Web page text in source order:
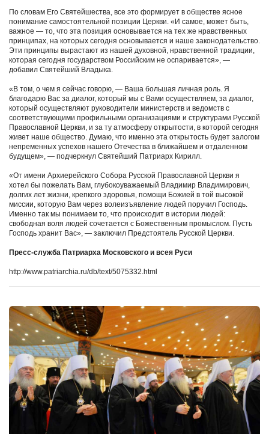
По словам Его Святейшества, все это формирует в обществе ясное
понимание самостоятельной позиции Церкви. «И самое, может быть,
важное — то, что эта позиция основывается на тех же нравственных
принципах, на которых сегодня основывается и наше законодательство.
Эти принципы вырастают из нашей духовной, нравственной традиции,
которая сегодня государством Российским не оспаривается», —
добавил Святейший Владыка.
«В том, о чем я сейчас говорю, — Ваша большая личная роль. Я
благодарю Вас за диалог, который мы с Вами осуществляем, за диалог,
который осуществляют руководители министерств и ведомств с
соответствующими профильными организациями и структурами Русской
Православной Церкви, и за ту атмосферу открытости, в которой сегодня
живет наше общество. Думаю, что именно эта открытость будет залогом
непременных успехов нашего Отечества в ближайшем и отдаленном
будущем», ― подчеркнул Святейший Патриарх Кирилл.
«От имени Архиерейского Собора Русской Православной Церкви я
хотел бы пожелать Вам, глубокоуважаемый Владимир Владимирович,
долгих лет жизни, крепкого здоровья, помощи Божией в той высокой
миссии, которую Вам через волеизъявление людей поручил Господь.
Именно так мы понимаем то, что происходит в истории людей:
свободная воля людей сочетается с Божественным промыслом. Пусть
Господь хранит Вас», ― заключил Предстоятель Русской Церкви.
Пресс-служба Патриарха Московского и всея Руси
http://www.patriarchia.ru/db/text/5075332.html